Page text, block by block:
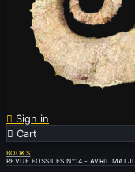
 Sign in
 Cart
BOOKS
REVUE FOSSILES N°14 - AVRIL MAI